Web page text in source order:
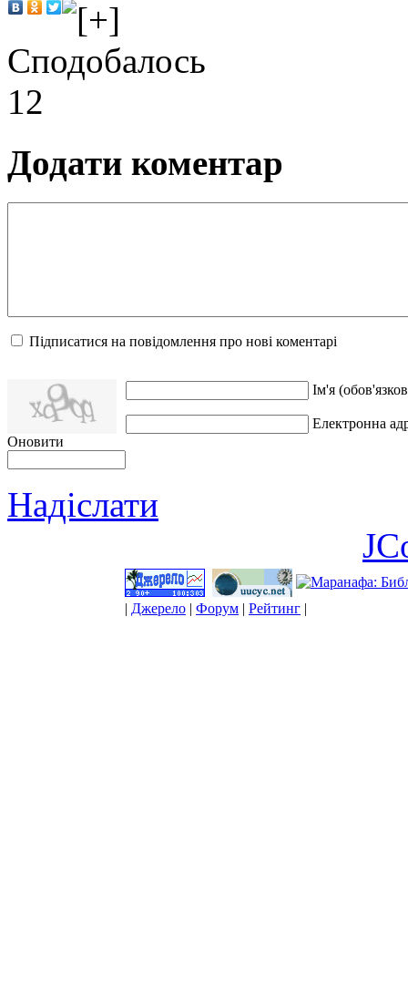
Сподобалось
12
Додати коментар
Підписатися на повідомлення про нові коментарі
Оновити
Ім'я
Електронна
Надіслати
| Джерело | Форум | Рейтинг |